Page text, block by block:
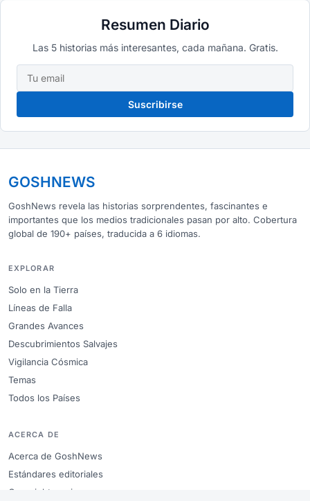
Resumen Diario
Las 5 historias más interesantes, cada mañana. Gratis.
Suscribirse
GOSHNEWS
GoshNews revela las historias sorprendentes, fascinantes e
importantes que los medios tradicionales pasan por alto. Cobertura
global de 190+ países, traducida a 6 idiomas.
EXPLORAR
Solo en la Tierra
Líneas de Falla
Grandes Avances
Descubrimientos Salvajes
Vigilancia Cósmica
Temas
Todos los Países
ACERCA DE
Acerca de GoshNews
Estándares editoriales
Copyright y avisos